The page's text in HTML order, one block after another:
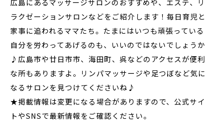
広島にあるマッサージサロンのおすすめや、エステ、リ
ラクゼーションサロンなどをご紹介します！毎日育児と
家事に追われるママたち。たまにはいつも頑張っている
自分を労わってあげるのも、いいのではないでしょうか
♪広島市や廿日市市、海田町、呉などのアクセスが便利
な所もありますよ。リンパマッサージや足つぼなど気に
なるサロンを見つけてくださいね♪
★掲載情報は変更になる場合がありますので、公式サイ
トやSNSで最新情報をご確認ください。